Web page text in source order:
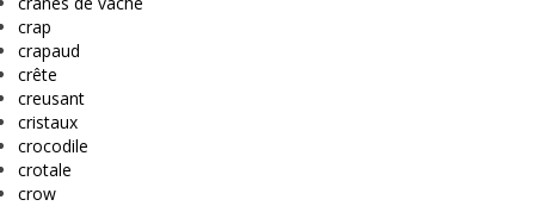
crap
crapaud
crête
creusant
cristaux
crocodile
crotale
crow